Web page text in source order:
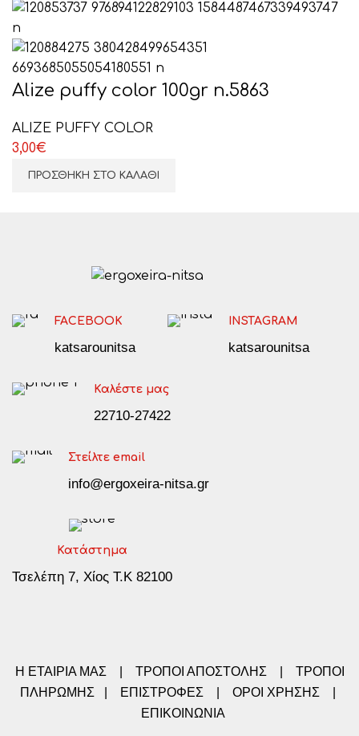
Alize puffy color 100gr n.5863
ALIZE PUFFY COLOR
3,00€
ΠΡΟΣΘΉΚΗ ΣΤΟ ΚΑΛΆΘΙ
FACEBOOK
katsarounitsa
INSTAGRAM
katsarounitsa
Καλέστε μας
22710-27422
Στείλτε email
info@ergoxeira-nitsa.gr
Κατάστημα
Τσελέπη 7, Χίος Τ.Κ 82100
Η ΕΤΑΙΡΙΑ ΜΑΣ ΤΡΟΠΟΙ ΑΠΟΣΤΟΛΗΣ
ΤΡΟΠΟΙ
ΠΛΗΡΩΜΗΣ
ΕΠΙΣΤΡΟΦΕΣ ΟΡΟΙ ΧΡΗΣΗΣ
ΕΠΙΚΟΙΝΩΝΙΑ